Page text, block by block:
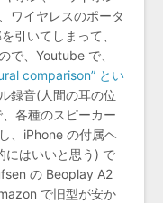
ワイヤレスのポータ
引いてしまって、
で、Youtube で、
comparison” とい
録音(人間の耳の位
各種のスピーカー
、iPhone の付属ヘ
にはいいと思う) で
の Beoplay A2
で旧型が安か